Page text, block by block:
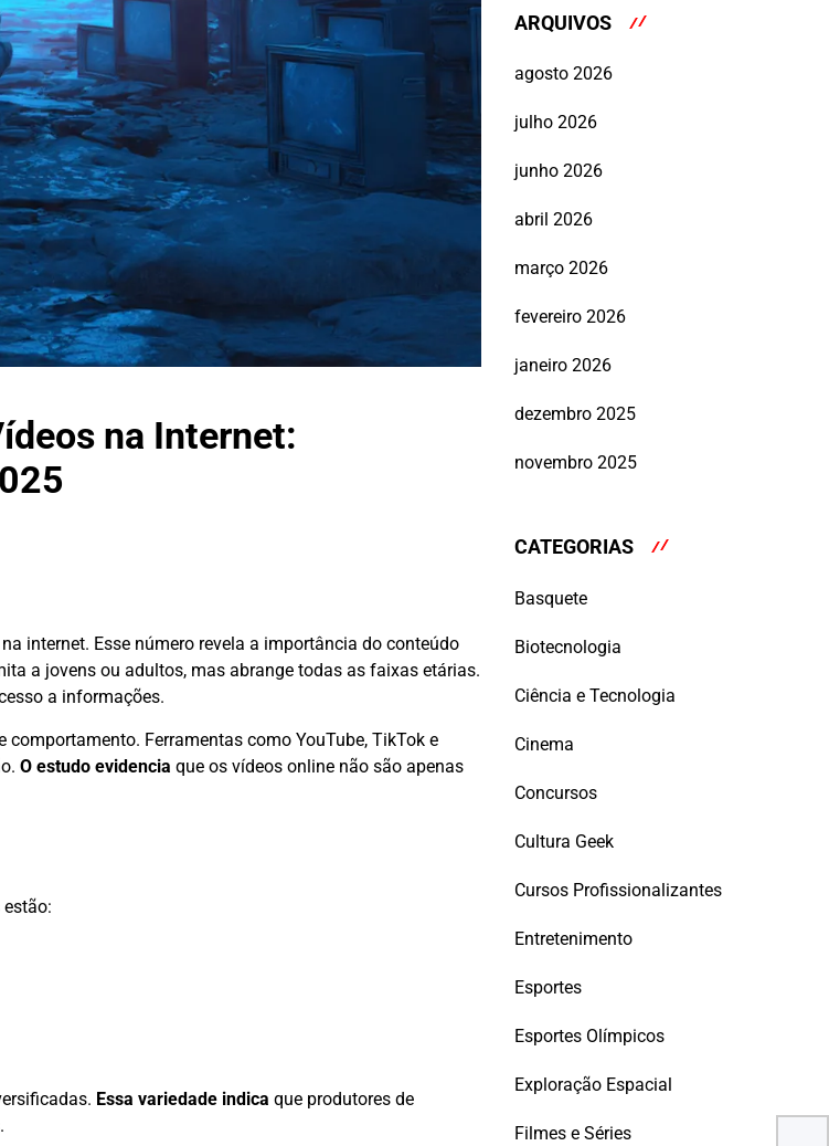
na Internet:
internet. Esse número revela a importância do conteúdo
a jovens ou adultos, mas abrange todas as faixas etárias.
a informações.
Ferramentas como YouTube, TikTok e
O estudo evidencia que os vídeos online não são apenas
Essa variedade indica que produtores de
ARQUIVOS
agosto 2026
julho 2026
junho 2026
abril 2026
março 2026
fevereiro 2026
janeiro 2026
dezembro 2025
novembro 2025
CATEGORIAS
Basquete
Biotecnologia
Ciência e Tecnologia
Cinema
Concursos
Cultura Geek
Cursos Profissionalizantes
Entretenimento
Esportes
Esportes Olímpicos
Exploração Espacial
Filmes e Séries